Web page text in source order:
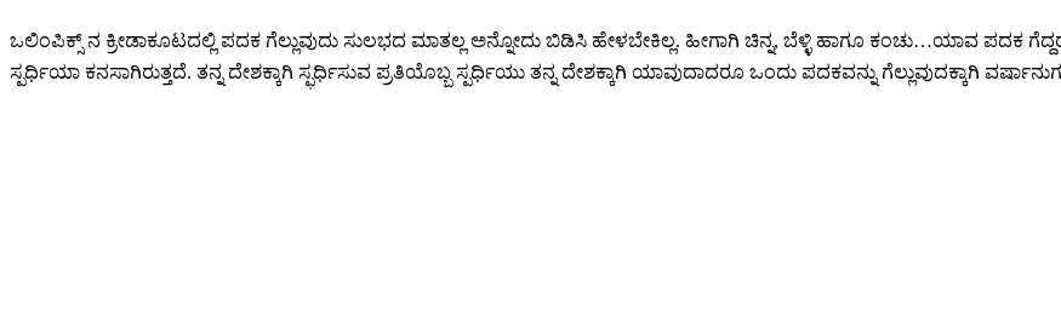
ಒಲಿಂಪಿಕ್ಸ್ ನ ಕ್ರೀಡಾಕೂಟದಲ್ಲಿ ಪದಕ ಗೆಲ್ಲುವುದು ಸುಲಭದ ಮಾತಲ್ಲ ಅನ್ನೋದು ಬಿಡಿಸಿ ಹೇಳಬೇಕಿಲ್ಲ. ಹೀಗಾಗಿ ಚಿನ್ನ, ಬೆಳ್ಳಿ ಹಾಗೂ ಕಂಚು…ಯಾವ ಪದಕ
ಸ್ಪರ್ಧಿಯಾ ಕನಸಾಗಿರುತ್ತದೆ. ತನ್ನ ದೇಶಕ್ಕಾಗಿ ಸ್ಫರ್ಧಿಸುವ ಪ್ರತಿಯೊಬ್ಬ ಸ್ಪರ್ಧಿಯು ತನ್ನ ದೇಶಕ್ಕಾಗಿ ಯಾವುದಾದರೂ ಒಂದು ಪದಕವನ್ನು ಗೆಲ್ಲುವುದಕ್ಕಾಗಿ